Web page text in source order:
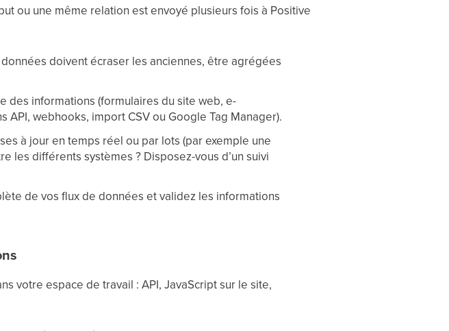
ou une même relation est envoyé plusieurs fois à Positive
doivent écraser les anciennes, être agrégées
des informations (formulaires du site web, e-
API, webhooks, import CSV ou Google Tag Manager).
à jour en temps réel ou par lots (par exemple une
les différents systèmes ? Disposez-vous d’un suivi
de vos flux de données et validez les informations
votre espace de travail : API, JavaScript sur le site,